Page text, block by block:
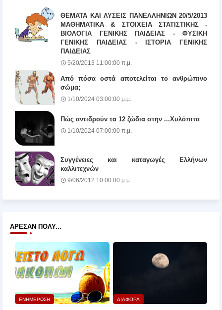
ΘΕΜΑΤΑ ΚΑΙ ΛΥΣΕΙΣ ΠΑΝΕΛΛΗΝΙΩΝ 20/5/2013
ΜΑΘΗΜΑΤΙΚΑ & ΣΤΟΙΧΕΙΑ ΣΤΑΤΙΣΤΙΚΗΣ -
ΒΙΟΛΟΓΙΑ ΓΕΝΙΚΗΣ ΠΑΙΔΕΙΑΣ - ΦΥΣΙΚΗ
ΓΕΝΙΚΗΣ ΠΑΙΔΕΙΑΣ - ΙΣΤΟΡΙΑ ΓΕΝΙΚΗΣ
ΠΑΙΔΕΙΑΣ
5/20/2013 11:00:00 π.μ.
Από πόσα οστά αποτελείται το ανθρώπινο
σώμα;
1/10/2024 03:00:00 μ.μ.
Πώς αντιδρούν τα 12 ζώδια στην ...Χυλόπιτα
1/10/2024 07:00:00 π.μ.
Συγγένειες και καταγωγές Ελλήνων
καλλιτεχνών
9/06/2012 10:00:00 μ.μ.
ΆΡΕΣΑΝ ΠΟΛΎ...
ΕΝΗΜΕΡΩΣΗ ΔΙΑΦΟΡΑ